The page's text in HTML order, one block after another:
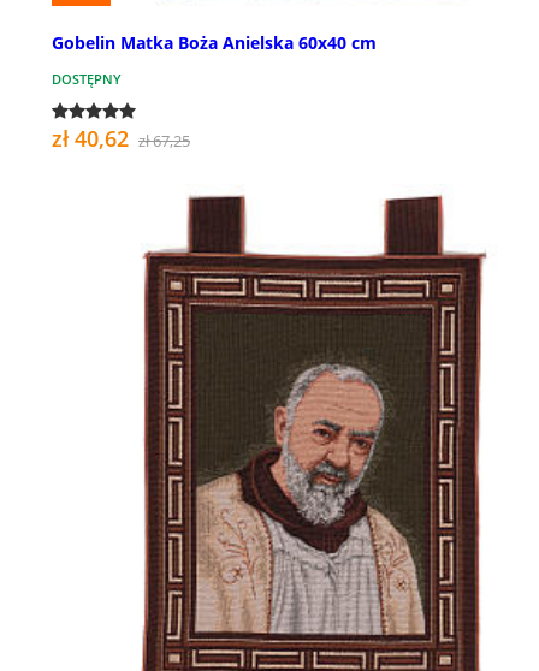
Gobelin Matka Boża Anielska 60x40 cm
DOSTĘPNY
zł 40,62 zł 67,25